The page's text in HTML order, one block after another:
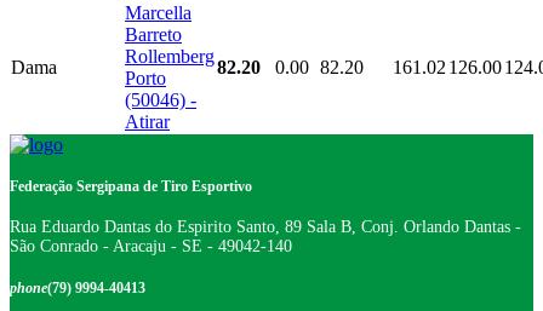
Dama
Marcella
Barreto
Rollemberg
Porto
(50046) -
Atirar
82.20 0.00 82.20 161.02 126.00
Federação Sergipana de Tiro Esportivo
Rua Eduardo Dantas do Espirito Santo, 89 Sala B, Conj. Orlando Dantas -
São Conrado - Aracaju - SE - 49042-140
phone(79) 9994-40413